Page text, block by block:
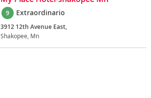
9 Extraordinario
3912 12th Avenue East,
Shakopee, Mn